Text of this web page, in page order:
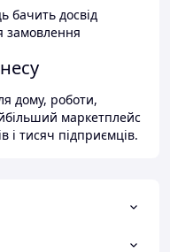
бачить досвід
замовлення
дому, роботи,
маркетплейс
і тисяч підприємців.